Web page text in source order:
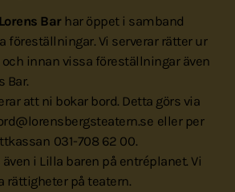
Lorens Barhar öppet i samband
föreställningar. Vi serverar rätter ur
innan vissa föreställningar även
Bar.
att ni bokar bord. Detta görs via
eller per
031-708 62 00.
i Lilla baren på entréplanet. Vi
rättigheter på teatern.